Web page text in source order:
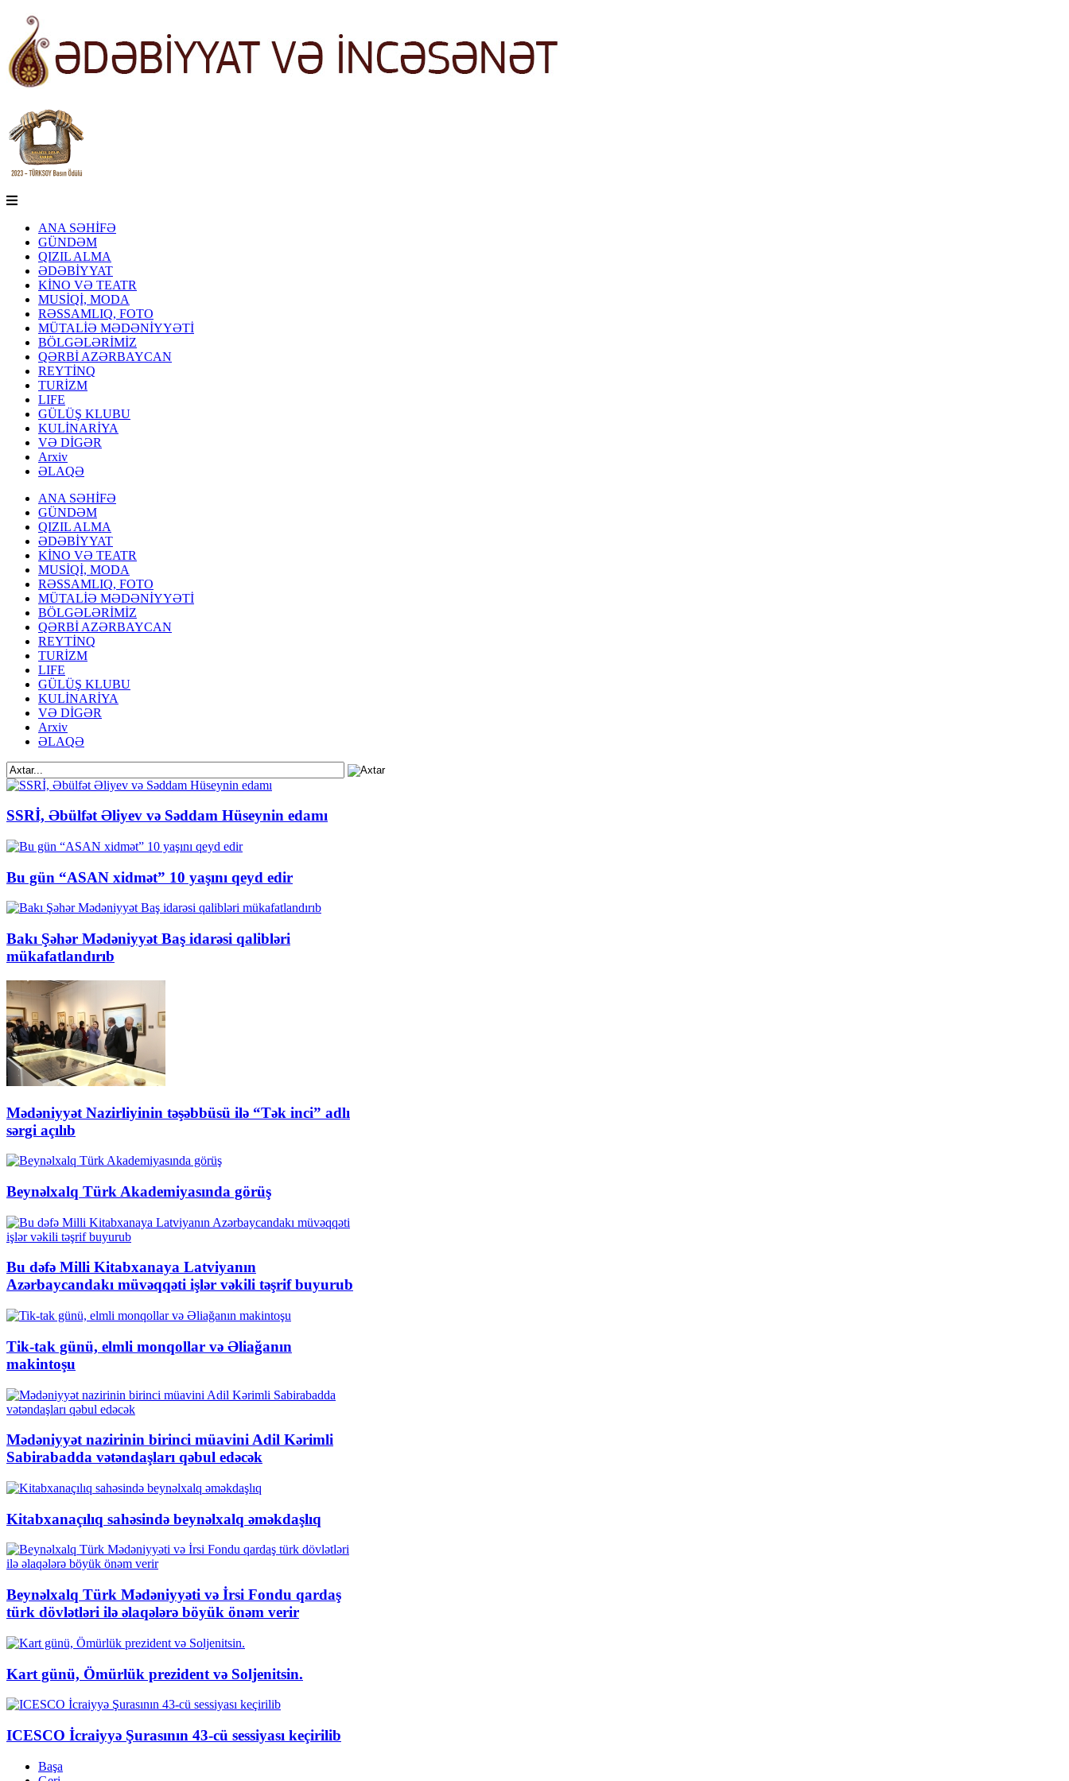
ANA SƏHİFƏ
GÜNDƏM
QIZIL ALMA
ƏDƏBİYYAT
KİNO VƏ TEATR
MUSİQİ, MODA
RƏSSAMLIQ, FOTO
MÜTALİƏ MƏDƏNİYYƏTİ
BÖLGƏLƏRİMİZ
QƏRBİ AZƏRBAYCAN
REYTİNQ
TURİZM
LIFE
GÜLÜŞ KLUBU
KULİNARİYA
VƏ DİGƏR
Arxiv
ƏLAQƏ
ANA SƏHİFƏ
GÜNDƏM
QIZIL ALMA
ƏDƏBİYYAT
KİNO VƏ TEATR
MUSİQİ, MODA
RƏSSAMLIQ, FOTO
MÜTALİƏ MƏDƏNİYYƏTİ
BÖLGƏLƏRİMİZ
QƏRBİ AZƏRBAYCAN
REYTİNQ
TURİZM
LIFE
GÜLÜŞ KLUBU
KULİNARİYA
VƏ DİGƏR
Arxiv
ƏLAQƏ
SSRİ, Əbülfət Əliyev və Səddam Hüseynin edamı
Bu gün “ASAN xidmət” 10 yaşını qeyd edir
Bakı Şəhər Mədəniyyət Baş idarəsi qalibləri
mükafatlandırıb
Mədəniyyət Nazirliyinin təşəbbüsü ilə “Tək inci” adlı
sərgi açılıb
Beynəlxalq Türk Akademiyasında görüş
Bu dəfə Milli Kitabxanaya Latviyanın
Azərbaycandakı müvəqqəti işlər vəkili təşrif buyurub
Tik-tak günü, elmli monqollar və Əliağanın
makintoşu
Mədəniyyət nazirinin birinci müavini Adil Kərimli
Sabirabadda vətəndaşları qəbul edəcək
Kitabxanaçılıq sahəsində beynəlxalq əməkdaşlıq
Beynəlxalq Türk Mədəniyyəti və İrsi Fondu qardaş
türk dövlətləri ilə əlaqələrə böyük önəm verir
Kart günü, Ömürlük prezident və Soljenitsin.
ICESCO İcraiyyə Şurasının 43-cü sessiyası keçirilib
Başa